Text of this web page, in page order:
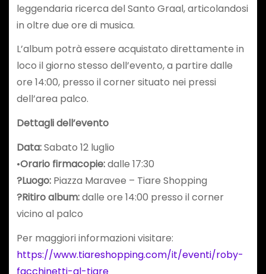
leggendaria ricerca del Santo Graal, articolandosi
in oltre due ore di musica.
L’album potrà essere acquistato direttamente in
loco il giorno stesso dell’evento, a partire dalle
ore 14:00, presso il corner situato nei pressi
dell’area palco.
Dettagli dell’evento
Data:Sabato 12 luglio
•Orario firmacopie:dalle 17:30
?Luogo:Piazza Maravee – Tiare Shopping
?Ritiro album:dalle ore 14:00 presso il corner
vicino al palco
Per maggiori informazioni visitare:
https://www.tiareshopping.com/it/eventi/roby-
facchinetti-al-tiare